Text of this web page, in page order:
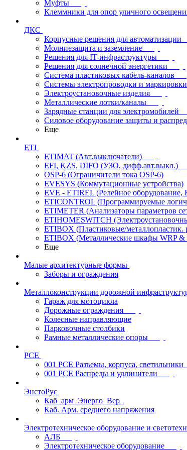
Муфты
Клеммники для опор уличного
ДКС
Корпусные решения для автоматизации
Молниезащита и заземление
Решения для IT-инфраструктуры
Решения для солнечной энергетики
Система пластиковых кабель-каналов
Системы электропроводки и маркировки
Электроустановочные изделия
Металлические лотки/каналы
Зарядные станции для электромобилей
Силовое оборудование защиты и
Еще
ETI
ETIMAT (Авт.выключатели)
EFI, KZS, DIFO (УЗО, дифф.авт.выкл.)
OSP-6 (Ограничители тока OSP-6)
EVESYS (Коммутационные устройства)
EVE - ETIREL (Релейное
ETICONTROL (Программируемые
ETIMETER (Анализаторы параметров
ETIHOMESWITCH
ETIBOX (Пластиковые/
ETIBOX (Металлические шкафы WRP
Еще
Малые архитектурные формы
Заборы и ограждения
Металлоконструкции дорожной
Гараж для мотоцикла
Дорожные ограждения
Колесные направляющие
Парковочные столбики
Рамные металлические опоры
PCE
001 PCE Разъемы, корпуса, светильники
001 PCE Распреды и удлинители
ЭнстоРус
Каб_арм_Энерго_Вер_
Каб. Арм. среднего напряжения
Электротехническое оборудование и
АЛБ
Электротехническое оборудование